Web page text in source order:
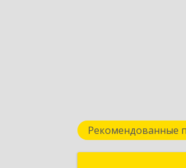
Рекомендованные